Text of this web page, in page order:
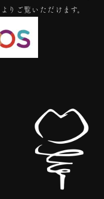
りご覧いただけます。